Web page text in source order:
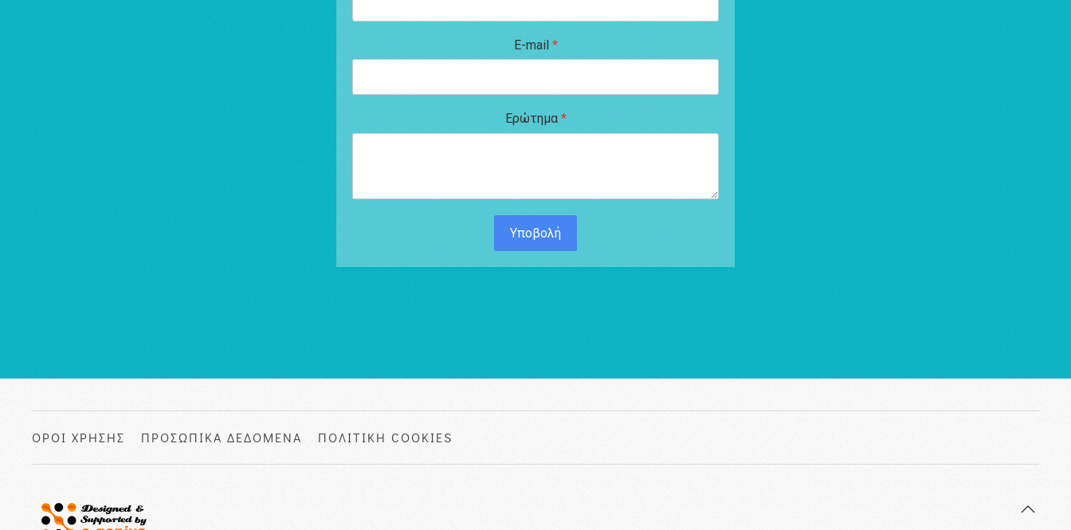
E-mail *
Ερώτημα *
Υποβολή
ΟΡΟΙ ΧΡΗΣΗΣ ΠΡΟΣΩΠΙΚΑ ΔΕΔΟΜΕΝΑ ΠΟΛΙΤΙΚΗ COOKIES